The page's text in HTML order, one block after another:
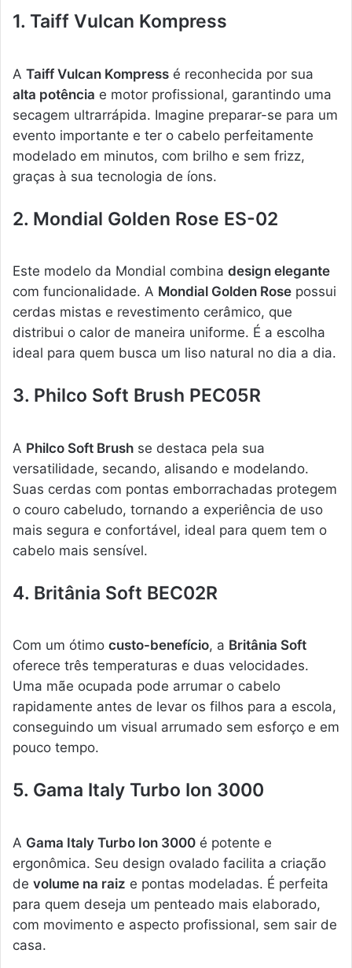
1. Taiff Vulcan Kompress
A Taiff Vulcan Kompress é reconhecida por sua
alta potência e motor profissional, garantindo uma
secagem ultrarrápida. Imagine preparar-se para um
evento importante e ter o cabelo perfeitamente
modelado em minutos, com brilho e sem frizz,
graças à sua tecnologia de íons.
2. Mondial Golden Rose ES-02
Este modelo da Mondial combina design elegante
com funcionalidade. A Mondial Golden Rose possui
cerdas mistas e revestimento cerâmico, que
distribui o calor de maneira uniforme. É a escolha
ideal para quem busca um liso natural no dia a dia.
3. Philco Soft Brush PEC05R
A Philco Soft Brush se destaca pela sua
versatilidade, secando, alisando e modelando.
Suas cerdas com pontas emborrachadas protegem
o couro cabeludo, tornando a experiência de uso
mais segura e confortável, ideal para quem tem o
cabelo mais sensível.
4. Britânia Soft BEC02R
Com um ótimo custo-benefício, a Britânia Soft
oferece três temperaturas e duas velocidades.
Uma mãe ocupada pode arrumar o cabelo
rapidamente antes de levar os filhos para a escola,
conseguindo um visual arrumado sem esforço e em
pouco tempo.
5. Gama Italy Turbo Ion 3000
A Gama Italy Turbo Ion 3000 é potente e
ergonômica. Seu design ovalado facilita a criação
de volume na raiz e pontas modeladas. É perfeita
para quem deseja um penteado mais elaborado,
com movimento e aspecto profissional, sem sair de
casa.